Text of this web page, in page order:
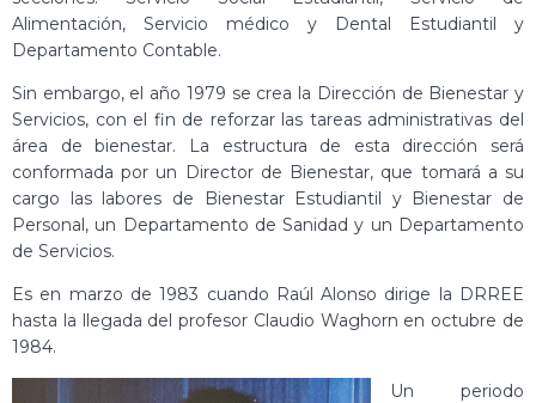
Alimentación, Servicio médico y Dental Estudiantil y
Departamento Contable.
Sin embargo, el año 1979 se crea la Dirección de Bienestar y
Servicios, con el fin de reforzar las tareas administrativas del
área de bienestar. La estructura de esta dirección será
conformada por un Director de Bienestar, que tomará a su
cargo las labores de Bienestar Estudiantil y Bienestar de
Personal, un Departamento de Sanidad y un Departamento
de Servicios.
Es en marzo de 1983 cuando Raúl Alonso dirige la DRREE
hasta la llegada del profesor Claudio Waghorn en octubre de
1984.
Un periodo